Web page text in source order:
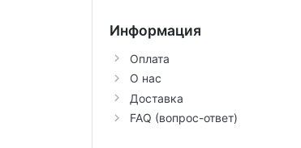
Информация
Оплата
О нас
Доставка
FAQ (вопрос-ответ)